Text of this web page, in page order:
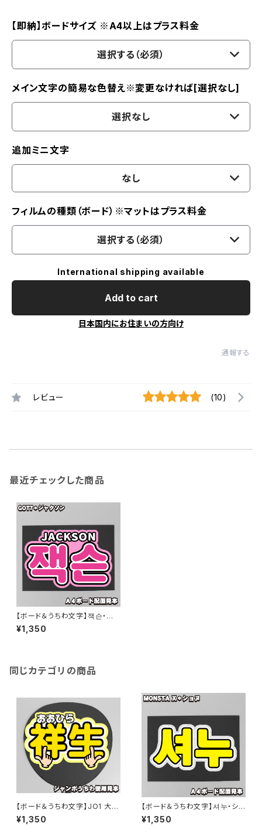
【即納】ボードサイズ ※A4以上はプラス料金
選択する（必須）
メイン文字の簡易な色替え※変更なければ[選択なし]
選択なし
追加ミニ文字
なし
フィルムの種類（ボード）※マットはプラス料金
選択する（必須）
International shipping available
Add to cart
日本国内にお住まいの方向け
通報する
レビュー (10)
最近チェックした商品
【ボード＆うちわ文字】잭슨・ジャ
クソン③JACKSON 即納 【GO
T7】
¥1,350
同じカテゴリの商品
【ボード＆うちわ文字】JO1 大平
祥生くん①GO to The TOP 即
納 【JO1】
¥1,350
【ボード＆うちわ文字】셔누・ショ
ヌ ③即納 【MONSTA X】
¥1,350